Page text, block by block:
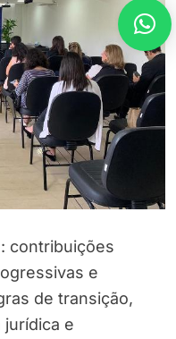
contribuições
e
de transição,
e